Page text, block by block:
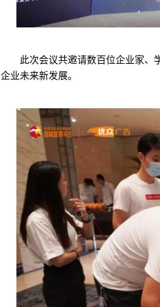
此次会议共邀请数百位企业家、
企业未来新发展。